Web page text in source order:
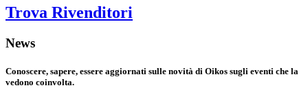
Trova Rivenditori
News
Conoscere, sapere, essere aggiornati sulle novità di Oikos sugli eventi che la
vedono coinvolta.